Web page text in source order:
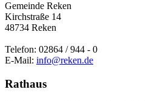
Gemeinde Reken
Kirchstraße 14
48734 Reken
Telefon: 02864 / 944 - 0
E-Mail: info@reken.de
Rathaus